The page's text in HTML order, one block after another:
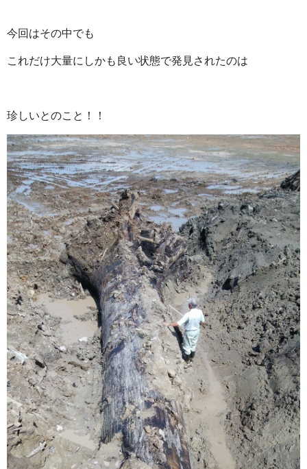
今回はその中でも
これだけ大量にしかも良い状態で発見されたのは
珍しいとのこと！！